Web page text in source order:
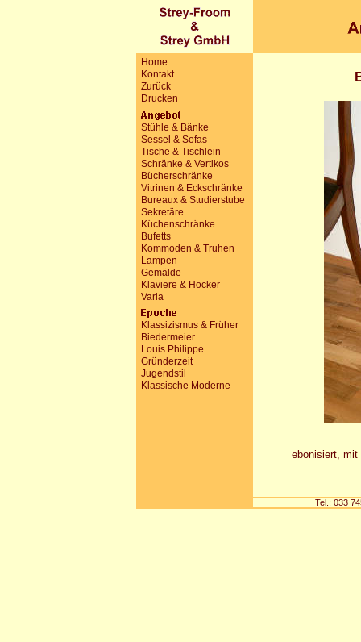
Home
Kontakt
Zurück
Drucken
Stühle & Bänke
Sessel & Sofas
Tische & Tischlein
Schränke & Vertikos
Bücherschränke
Vitrinen & Eckschränke
Bureaux & Studierstube
Sekretäre
Küchenschränke
Bufetts
Kommoden & Truhen
Lampen
Gemälde
Klaviere & Hocker
Varia
Klassizismus & Früher
Biedermeier
Louis Philippe
Gründerzeit
Jugendstil
Klassische Moderne
ebonisiert, mit
Tel.: 033